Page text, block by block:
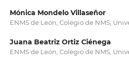
Mónica Mondelo Villaseñor
ENMS de León, Colegio de NMS,
Juana Beatriz Ortiz Ciénega
ENMS de León, Colegio de NMS,